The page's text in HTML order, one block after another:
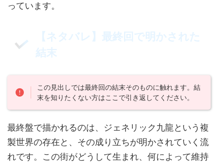
っています。
【ネタバレ】最終回で明かされた
結末
この見出しでは最終回の結末そのものに触れます。結
末を知りたくない方はここで引き返してください。
最終盤で描かれるのは、ジェネリック九龍という複
製世界の存在と、その成り立ちが明かされていく流
れです。この街がどうして生まれ、何によって維持